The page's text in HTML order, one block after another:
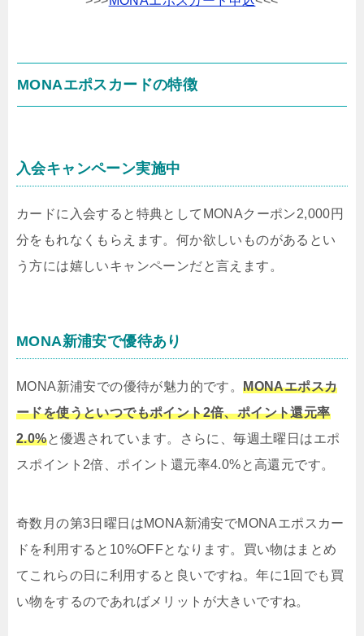
MONAエポスカードの特徴
入会キャンペーン実施中
カードに入会すると特典としてMONAクーポン2,000円
分をもれなくもらえます。何か欲しいものがあるとい
う方には嬉しいキャンペーンだと言えます。
MONA新浦安で優待あり
MONA新浦安での優待が魅力的です。MONAエポスカ
ードを使うといつでもポイント2倍、ポイント還元率
2.0%と優遇されています。さらに、毎週土曜日はエポ
スポイント2倍、ポイント還元率4.0%と高還元です。
奇数月の第3日曜日はMONA新浦安でMONAエポスカー
ドを利用すると10%OFFとなります。買い物はまとめ
てこれらの日に利用すると良いですね。年に1回でも買
い物をするのであればメリットが大きいですね。